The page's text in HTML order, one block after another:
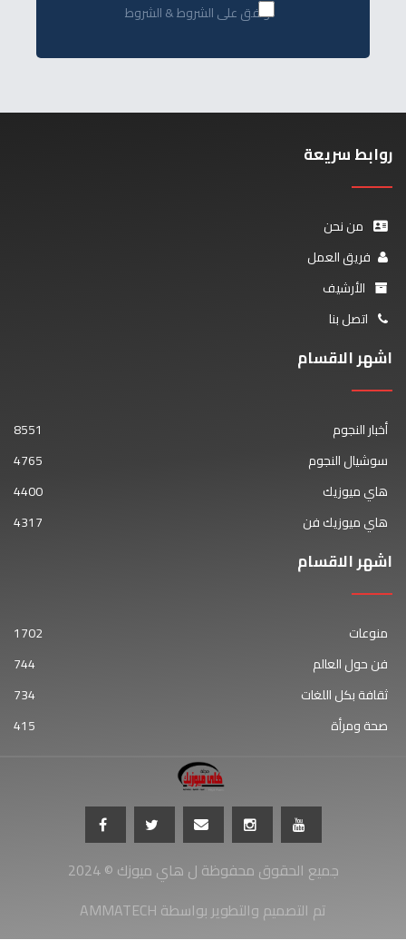
أوافق على الشروط & الشروط
روابط سريعة
من نحن
فريق العمل
الأرشيف
اتصل بنا
اشهر الاقسام
أخبار النجوم
8551
سوشيال النجوم
4765
هاي ميوزيك
4400
هاي ميوزيك فن
4317
اشهر الاقسام
منوعات
1702
فن حول العالم
744
ثقافة بكل اللغات
734
صحة ومرأة
415
جميع الحقوق محفوظة ل هاي ميوزك © 2024
AMMATECH تم التصميم والتطوير بواسطة